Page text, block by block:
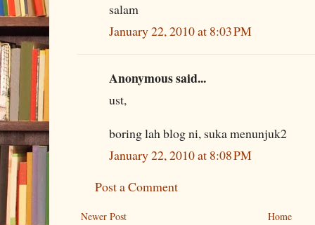
salam
January 22, 2010 at 8:03 PM
Anonymous said...
ust,
boring lah blog ni, suka menunjuk2
January 22, 2010 at 8:08 PM
Post a Comment
Newer Post Home